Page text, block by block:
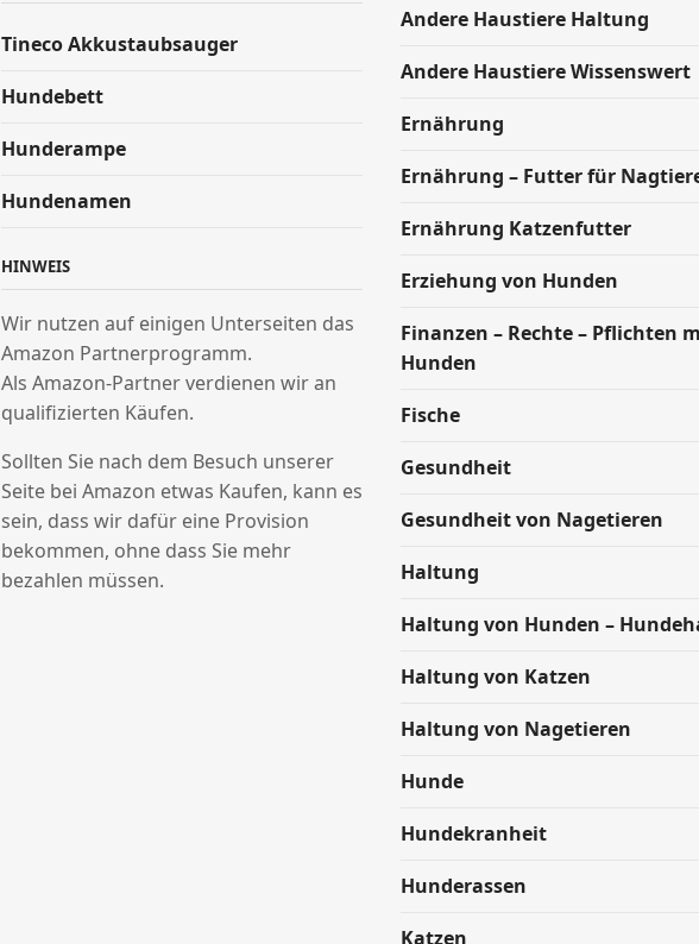
Tineco Akkustaubsauger
Hundebett
Hunderampe
Hundenamen
HINWEIS
Wir nutzen auf einigen Unterseiten das
Amazon Partnerprogramm.
Als Amazon-Partner verdienen wir an
qualifizierten Käufen.
Sollten Sie nach dem Besuch unserer
Seite bei Amazon etwas Kaufen, kann es
sein, dass wir dafür eine Provision
bekommen, ohne dass Sie mehr
bezahlen müssen.
Andere Haustiere Haltung
Andere Haustiere Wissenswert
Ernährung
Ernährung – Futter für
Ernährung Katzenfutter
Erziehung von Hunden
Finanzen – Rechte – Pflichten
Hunden
Fische
Gesundheit
Gesundheit von Nagetieren
Haltung
Haltung von Hunden –
Haltung von Katzen
Haltung von Nagetieren
Hunde
Hundekranheit
Hunderassen
Katzen